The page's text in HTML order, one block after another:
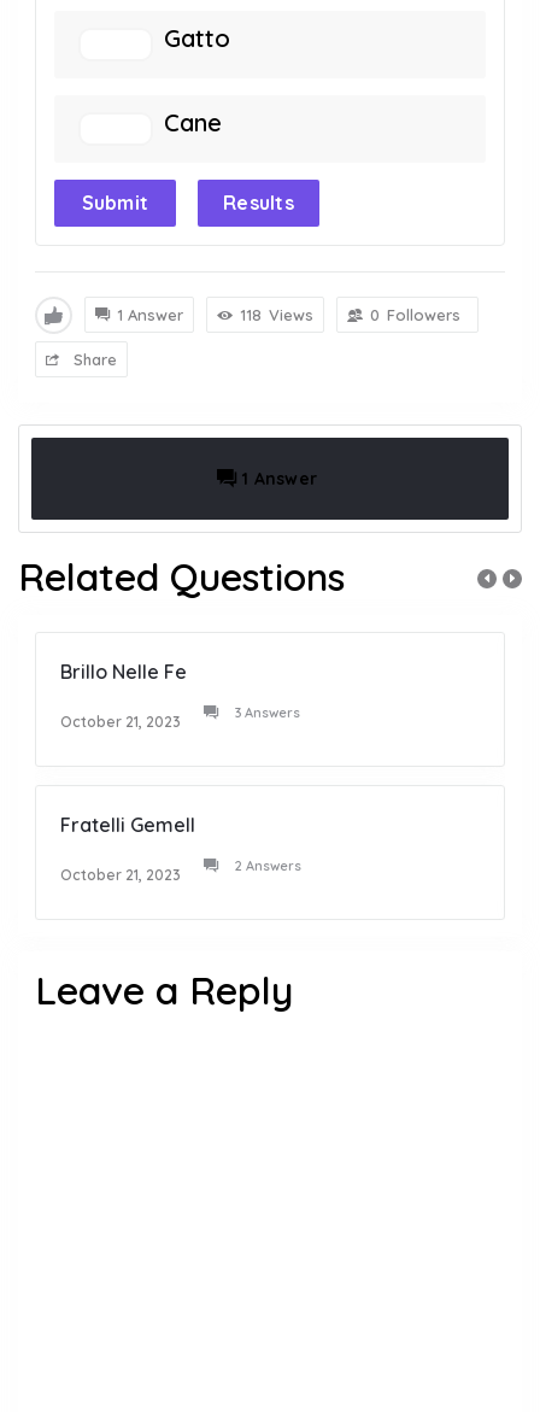
Gatto
Cane
Submit Results
1 Answer 118 Views 0 Followers
Share
1 Answer
Related Questions
Brillo Nelle Fe
October 21, 2023 3 Answers
Fratelli Gemell
October 21, 2023 2 Answers
Leave a Reply